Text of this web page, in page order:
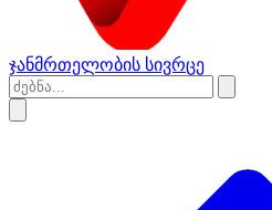
ჯანმრთელობის სივრცე